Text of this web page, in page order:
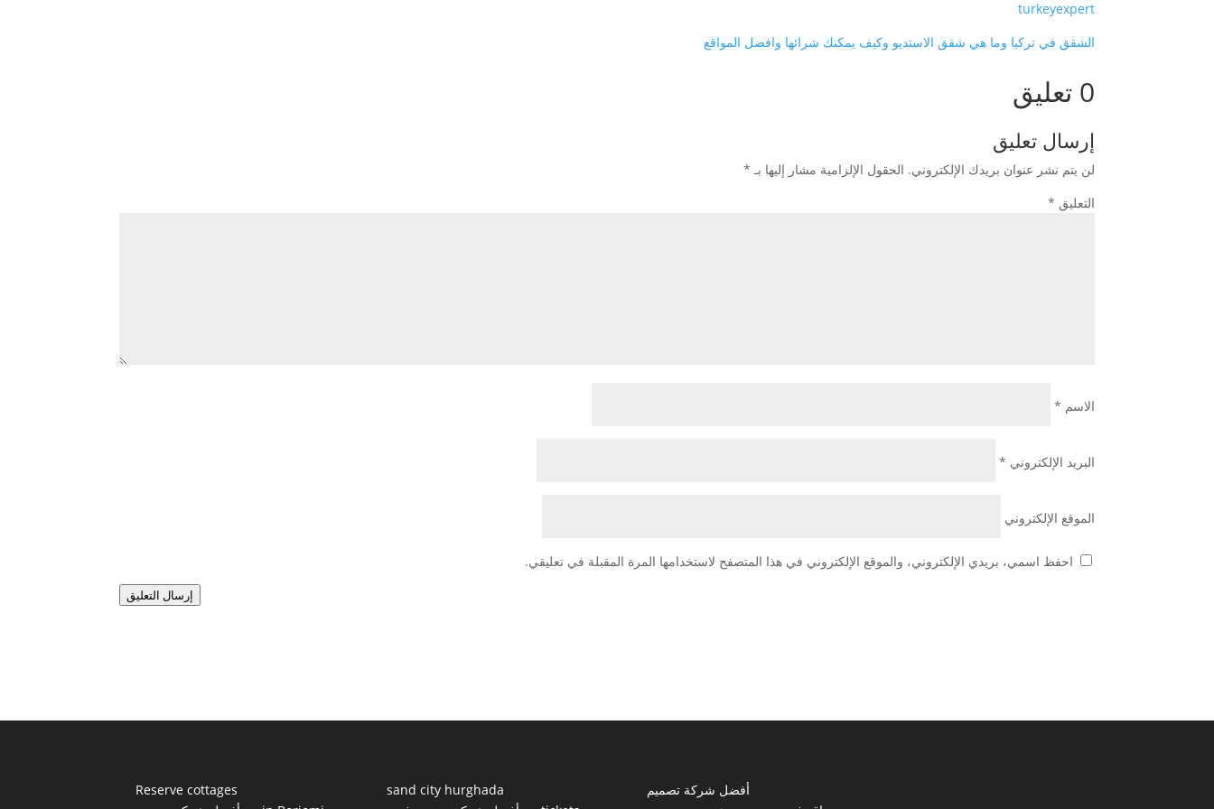
turkeyexpert
الشقق في تركيا وما هي شقق الاستديو وكيف يمكنك شرائها وافضل المواقع
0 تعليق
إرسال تعليق
لن يتم نشر عنوان بريدك الإلكتروني. الحقول الإلزامية مشار إليها بـ *
التعليق *
الاسم *
البريد الإلكتروني *
الموقع الإلكتروني
احفظ اسمي، بريدي الإلكتروني، والموقع الإلكتروني في هذا المتصفح لاستخدامها المرة المقبلة في تعليقي.
إرسال التعليق
Reserve cottages
sand city hurghada
أفضل شركة تصميم